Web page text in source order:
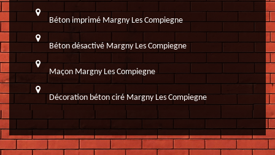
Béton imprimé Margny Les Compiegne
Béton désactivé Margny Les Compiegne
Maçon Margny Les Compiegne
Décoration béton ciré Margny Les Compiegne